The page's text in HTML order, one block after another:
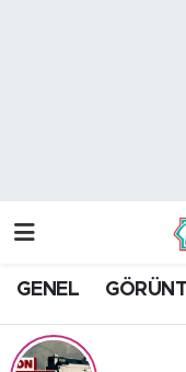
GENEL
Trafik
Tüm